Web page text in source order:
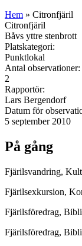
Hem » Citronfjäril
Citronfjäril
Båvs yttre stenbrott
Platskategori:
Punktlokal
Antal observationer:
2
Rapportör:
Lars Bergendorf
Datum för
5 september 2010
På gång
Fjärilsvandring,
Fjärilsexkursion,
Fjärilsföredrag,
Fjärilsföredrag,